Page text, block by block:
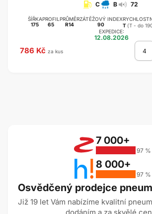
C B 72
ŠÍŘKA
175
PROFIL
65
PRŮMĚR
R14
ZÁTĚŽOVÝ INDEX
90
T (T - do
EXPEDICE:
12.08.2026
786 Kč za kus
Osvědčený prodejce
Již 19 let Vám nabízíme kvalitní
7 000+
97 %
8 000+
97 %